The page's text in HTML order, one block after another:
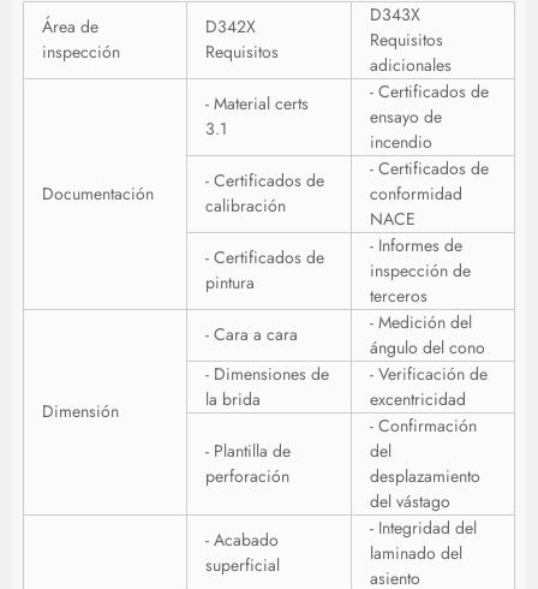
Área de
inspección
D342X
Requisitos
D343X
Requisitos
adicionales
Documentación
- Material certs
3.1
- Certificados de
ensayo de
incendio
- Certificados de
calibración
- Certificados de
conformidad
NACE
- Certificados de
pintura
- Informes de
inspección de
terceros
Dimensión
- Cara a cara
- Medición del
ángulo del cono
- Dimensiones de
la brida
- Verificación de
excentricidad
- Plantilla de
perforación
- Confirmación
del
desplazamiento
del vástago
- Acabado
superficial
- Integridad del
laminado del
asiento